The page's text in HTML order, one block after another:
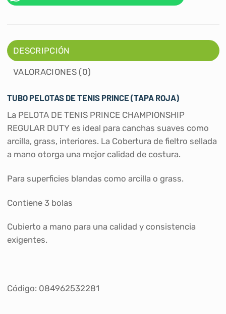
DESCRIPCIÓN
VALORACIONES (0)
TUBO PELOTAS DE TENIS PRINCE (TAPA ROJA)
La PELOTA DE TENIS PRINCE CHAMPIONSHIP
REGULAR DUTY es ideal para canchas suaves como
arcilla, grass, interiores. La Cobertura de fieltro sellada
a mano otorga una mejor calidad de costura.
Para superficies blandas como arcilla o grass.
Contiene 3 bolas
Cubierto a mano para una calidad y consistencia
exigentes.
Código: 084962532281